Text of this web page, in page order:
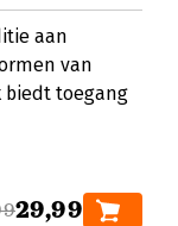
aan
van
biedt toegang
29,99